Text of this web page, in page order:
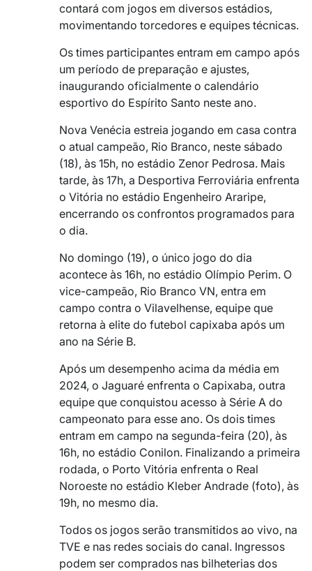
contará com jogos em diversos estádios,
movimentando torcedores e equipes técnicas.
Os times participantes entram em campo após
um período de preparação e ajustes,
inaugurando oficialmente o calendário
esportivo do Espírito Santo neste ano.
Nova Venécia estreia jogando em casa contra
o atual campeão, Rio Branco, neste sábado
(18), às 15h, no estádio Zenor Pedrosa. Mais
tarde, às 17h, a Desportiva Ferroviária enfrenta
o Vitória no estádio Engenheiro Araripe,
encerrando os confrontos programados para
o dia.
No domingo (19), o único jogo do dia
acontece às 16h, no estádio Olímpio Perim. O
vice-campeão, Rio Branco VN, entra em
campo contra o Vilavelhense, equipe que
retorna à elite do futebol capixaba após um
ano na Série B.
Após um desempenho acima da média em
2024, o Jaguaré enfrenta o Capixaba, outra
equipe que conquistou acesso à Série A do
campeonato para esse ano. Os dois times
entram em campo na segunda-feira (20), às
16h, no estádio Conilon. Finalizando a primeira
rodada, o Porto Vitória enfrenta o Real
Noroeste no estádio Kleber Andrade (foto), às
19h, no mesmo dia.
Todos os jogos serão transmitidos ao vivo, na
TVE e nas redes sociais do canal. Ingressos
podem ser comprados nas bilheterias dos